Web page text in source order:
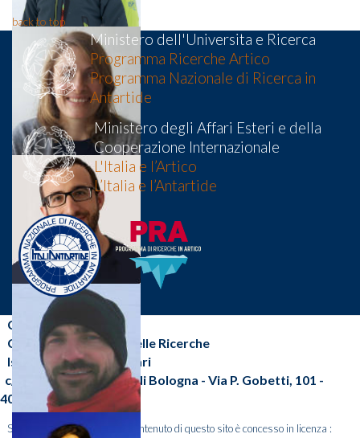
back to top
Ministero dell'Universita e Ricerca
Programma Ricerche Artico
Programma Nazionale di Ricerca in
Antartide
Ministero degli Affari Esteri e della
Cooperazione Internazionale
L'Italia e l’Artico
L’Italia e l’Antartide
CNR-ISP
Consiglio Nazionale delle Ricerche
Istituto di Scienze Polari
c/o Area della Ricerca di Bologna - Via P. Gobetti, 101 -
40129 Bologna (BO)
Salvo diversa indicazione, il contenuto di questo sito è concesso in licenza :